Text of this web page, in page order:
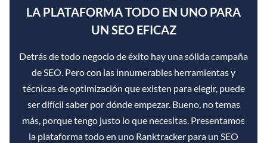
LA PLATAFORMA TODO EN UNO PARA
UN SEO EFICAZ
Detrás de todo negocio de éxito hay una sólida campaña
de SEO. Pero con las innumerables herramientas y
técnicas de optimización que existen para elegir, puede
ser difícil saber por dónde empezar. Bueno, no temas
más, porque tengo justo lo que necesitas. Presentamos
la plataforma todo en uno Ranktracker para un SEO